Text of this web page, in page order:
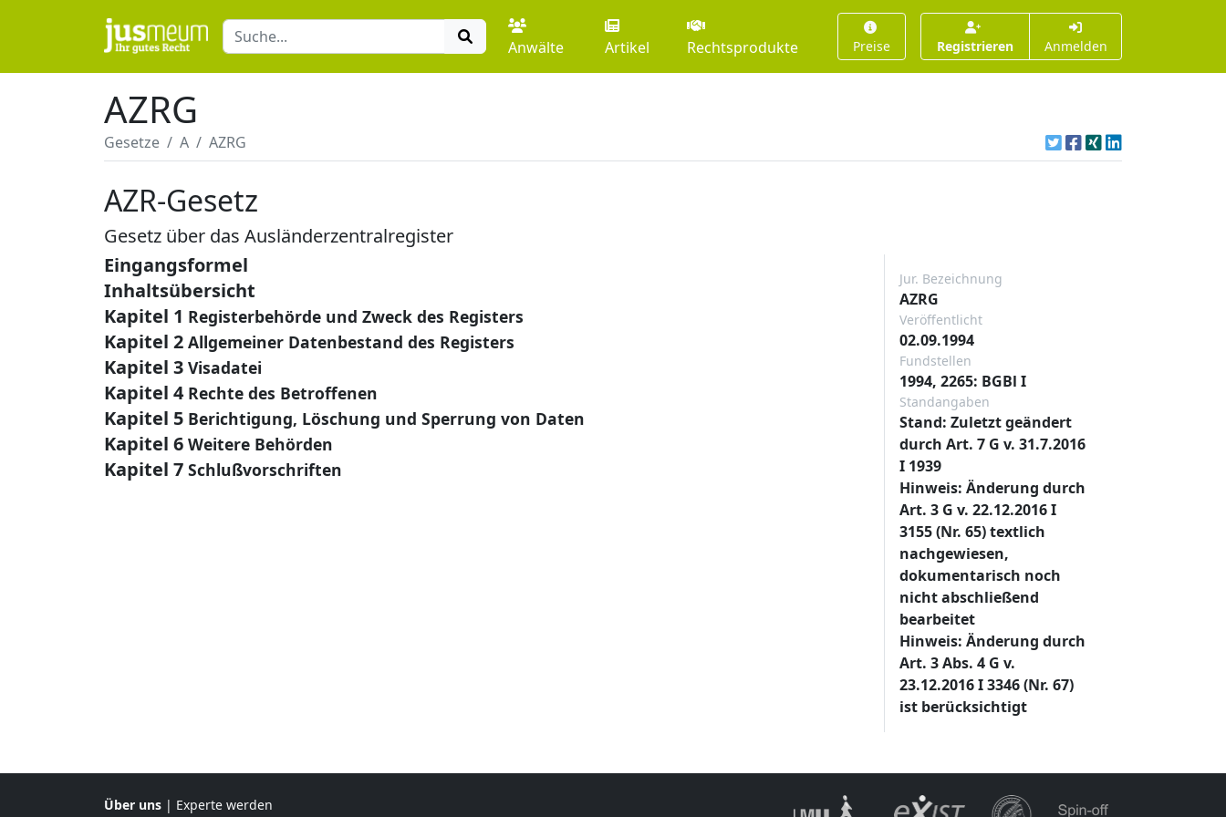
Anwälte Artikel Rechtsprodukte Preise Registrieren Anmelden
AZRG
Gesetze A AZRG
AZR-Gesetz
Gesetz über das Ausländerzentralregister
Eingangsformel
Inhaltsübersicht
Kapitel 1 Registerbehörde und Zweck des Registers
Kapitel 2 Allgemeiner Datenbestand des Registers
Kapitel 3 Visadatei
Kapitel 4 Rechte des Betroffenen
Kapitel 5 Berichtigung, Löschung und Sperrung von Daten
Kapitel 6 Weitere Behörden
Kapitel 7 Schlußvorschriften
Jur. Bezeichnung
AZRG
Veröffentlicht
02.09.1994
Fundstellen
1994, 2265: BGBl I
Standangaben
Stand: Zuletzt geändert
durch Art. 7 G v. 31.7.2016
I 1939
Hinweis: Änderung durch
Art. 3 G v. 22.12.2016 I
3155 (Nr. 65) textlich
nachgewiesen,
dokumentarisch noch
nicht abschließend
bearbeitet
Hinweis: Änderung durch
Art. 3 Abs. 4 G v.
23.12.2016 I 3346 (Nr. 67)
ist berücksichtigt
Über uns | Experte werden